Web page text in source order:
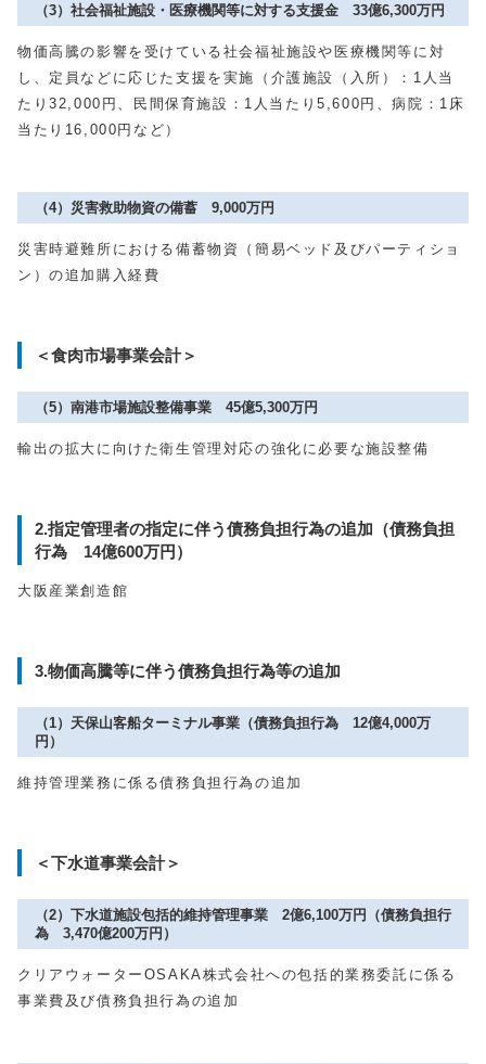
（3）社会福祉施設・医療機関等に対する支援金 33億6,300万円
物価高騰の影響を受けている社会福祉施設や医療機関等に対
し、定員などに応じた支援を実施（介護施設（入所）：1人当
たり32,000円、民間保育施設：1人当たり5,600円、病院：1床
当たり16,000円など）
（4）災害救助物資の備蓄 9,000万円
災害時避難所における備蓄物資（簡易ベッド及びパーティショ
ン）の追加購入経費
＜食肉市場事業会計＞
（5）南港市場施設整備事業 45億5,300万円
輸出の拡大に向けた衛生管理対応の強化に必要な施設整備
2.指定管理者の指定に伴う債務負担行為の追加（債務負担
行為 14億600万円）
大阪産業創造館
3.物価高騰等に伴う債務負担行為等の追加
（1）天保山客船ターミナル事業（債務負担行為 12億4,000万
円）
維持管理業務に係る債務負担行為の追加
＜下水道事業会計＞
（2）下水道施設包括的維持管理事業 2億6,100万円（債務負担行
為 3,470億200万円）
クリアウォーターOSAKA株式会社への包括的業務委託に係る
事業費及び債務負担行為の追加